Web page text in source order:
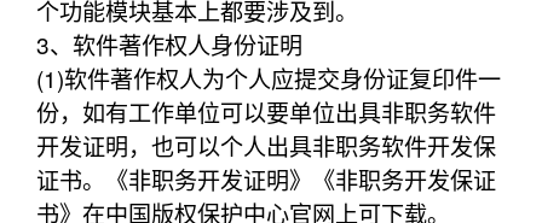
个功能模块基本上都要涉及到。
3、软件著作权人身份证明
(1)软件著作权人为个人应提交身份证复印件一
份，如有工作单位可以要单位出具非职务软件
开发证明，也可以个人出具非职务软件开发保
证书。《非职务开发证明》《非职务开发保证
书》在中国版权保护中心官网上可下载。